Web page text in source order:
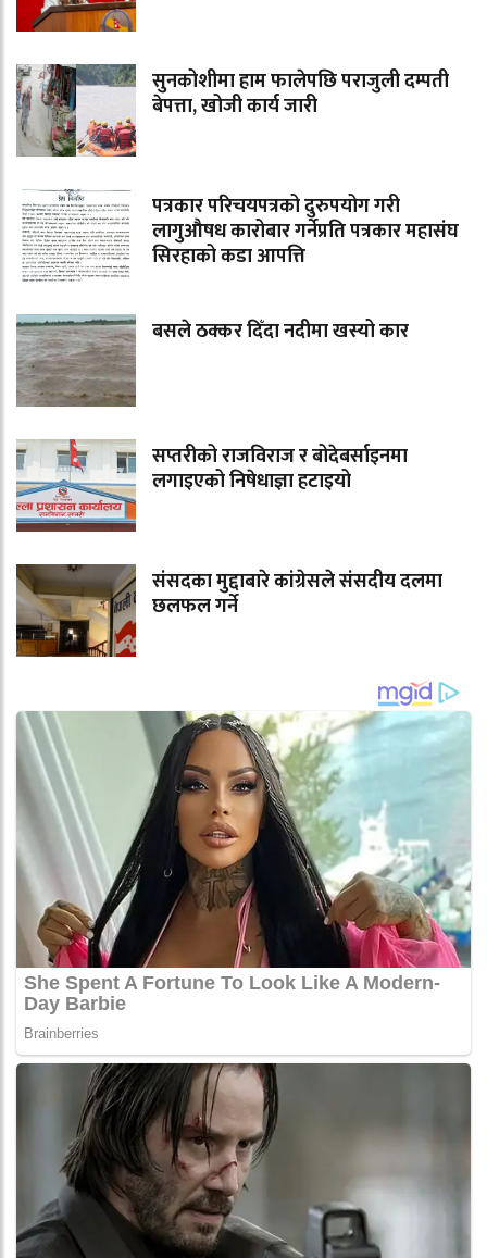
सुनकोशीमा हाम फालेपछि पराजुली दम्पती
बेपत्ता, खोजी कार्य जारी
पत्रकार परिचयपत्रको दुरुपयोग गरी
लागुऔषध कारोबार गर्नेप्रति पत्रकार महासंघ
सिरहाको कडा आपत्ति
बसले ठक्कर दिँदा नदीमा खस्यो कार
सप्तरीको राजविराज र बोदेबर्साइनमा
लगाइएको निषेधाज्ञा हटाइयो
संसदका मुद्दाबारे कांग्रेसले संसदीय दलमा
छलफल गर्ने